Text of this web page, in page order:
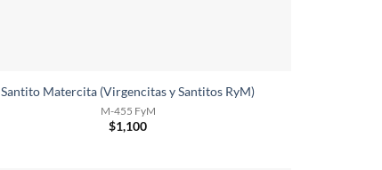
Santito Matercita (Virgencitas y Santitos RyM)
M-455 FyM
$1,100